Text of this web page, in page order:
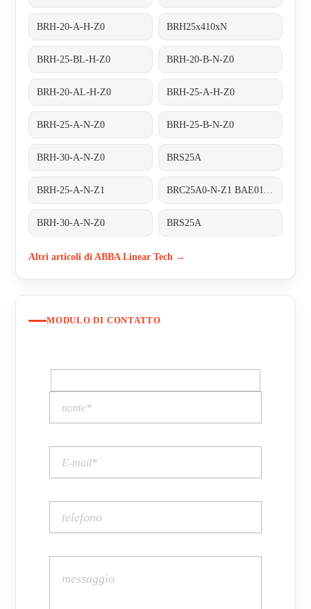
BRH-20-A-H-Z0 BRH25x410xN
BRH-25-BL-H-Z0 BRH-20-B-N-Z0
BRH-20-AL-H-Z0 BRH-25-A-H-Z0
BRH-25-A-N-Z0 BRH-25-B-N-Z0
BRH-30-A-N-Z0 BRS25A
BRH-25-A-N-Z1
BRH-30-A-N-Z0 BRS25A
Altri articoli di ABBA Linear Tech →
MODULO DI CONTATTO